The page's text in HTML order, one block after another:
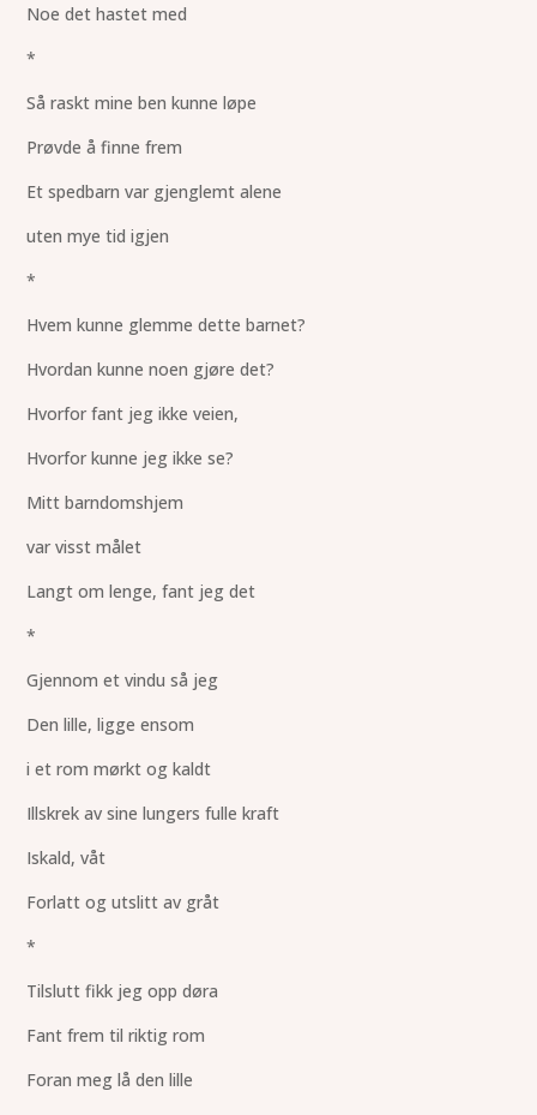
Noe det hastet med
*
Så raskt mine ben kunne løpe
Prøvde å finne frem
Et spedbarn var gjenglemt alene
uten mye tid igjen
*
Hvem kunne glemme dette barnet?
Hvordan kunne noen gjøre det?
Hvorfor fant jeg ikke veien,
Hvorfor kunne jeg ikke se?
Mitt barndomshjem
var visst målet
Langt om lenge, fant jeg det
*
Gjennom et vindu så jeg
Den lille, ligge ensom
i et rom mørkt og kaldt
Illskrek av sine lungers fulle kraft
Iskald, våt
Forlatt og utslitt av gråt
*
Tilslutt fikk jeg opp døra
Fant frem til riktig rom
Foran meg lå den lille